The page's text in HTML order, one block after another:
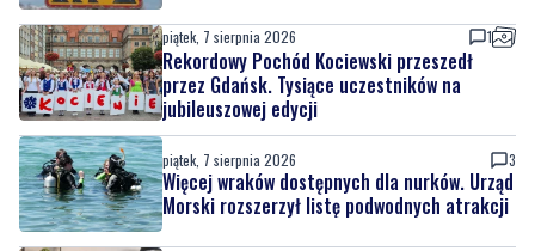
piątek, 7 sierpnia 2026 1
Rekordowy Pochód Kociewski przeszedł
przez Gdańsk. Tysiące uczestników na
jubileuszowej edycji
piątek, 7 sierpnia 2026 3
Więcej wraków dostępnych dla nurków. Urząd
Morski rozszerzył listę podwodnych atrakcji